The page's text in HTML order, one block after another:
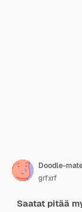
Doodle-
grfxrf
Saatat pitää